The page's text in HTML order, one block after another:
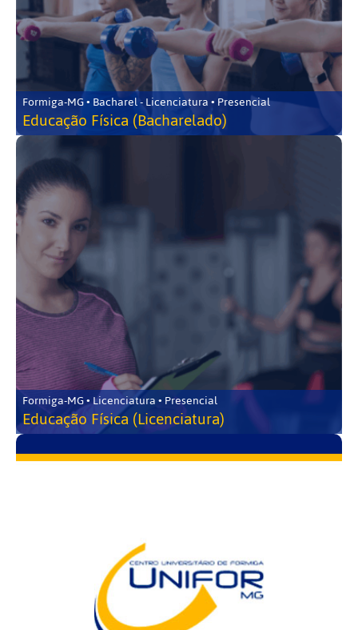
Formiga-MG • Bacharel - Licenciatura • Presencial
Educação Física (Bacharelado)
Formiga-MG • Licenciatura • Presencial
Educação Física (Licenciatura)